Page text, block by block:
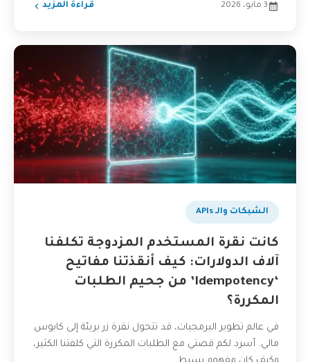
3 مايو، 2026 قراءة المزيد
الشبكات والـ APIs
كانت نقرة المستخدم المزدوجة تكلفنا
آلاف الدولارات: كيف أنقذتنا مفاتيح
‘Idempotency’ من جحيم الطلبات
المكررة؟
في عالم تطوير البرمجيات، قد تتحول نقرة زر بريئة إلى كابوس
مالي. أسرد لكم قصتي مع الطلبات المكررة التي كلفتنا الكثير،